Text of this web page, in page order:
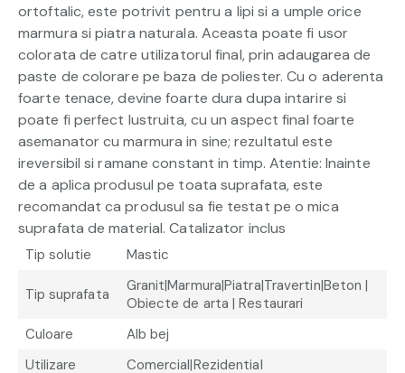
ortoftalic, este potrivit pentru a lipi si a umple orice
marmura si piatra naturala. Aceasta poate fi usor
colorata de catre utilizatorul final, prin adaugarea de
paste de colorare pe baza de poliester. Cu o aderenta
foarte tenace, devine foarte dura dupa intarire si
poate fi perfect lustruita, cu un aspect final foarte
asemanator cu marmura in sine; rezultatul este
ireversibil si ramane constant in timp. Atentie: Inainte
de a aplica produsul pe toata suprafata, este
recomandat ca produsul sa fie testat pe o mica
suprafata de material. Catalizator inclus
Tip solutie Mastic
Tip suprafata
Granit|Marmura|Piatra|Travertin|Beton |
Obiecte de arta | Restaurari
Culoare
Alb bej
Utilizare
Comercial|Rezidential